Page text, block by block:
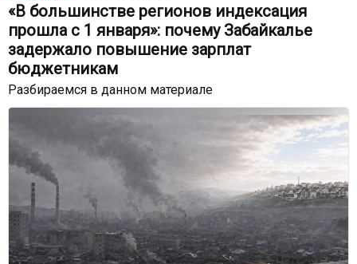
«В большинстве регионов индексация
прошла с 1 января»: почему Забайкалье
задержало повышение зарплат
бюджетникам
Разбираемся в данном материале